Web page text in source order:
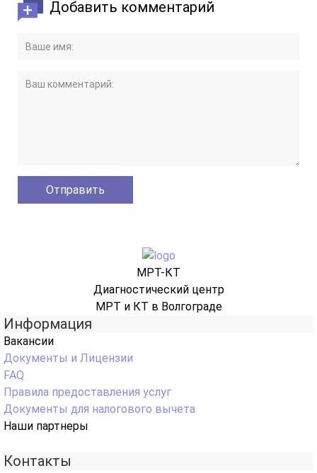
Добавить комментарий
МРТ-КТ
Диагностический центр
МРТ и КТ в Волгограде
Информация
Вакансии
Документы и Лицензии
FAQ
Правила предоставления услуг
Документы для налогового вычета
Наши партнеры
Контакты